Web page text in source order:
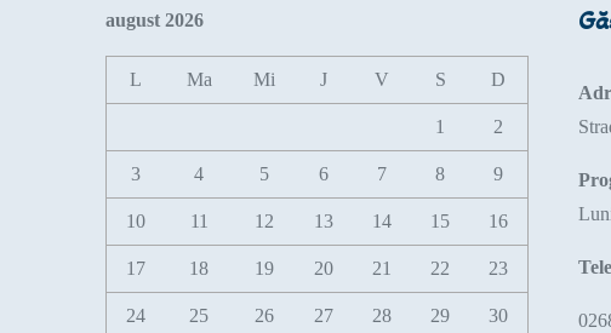
august 2026
L Ma Mi J V S D
1 2
3 4 5 6 7 8 9
10 11 12 13 14 15 16
17 18 19 20 21 22 23
24 25 26 27 28 29 30